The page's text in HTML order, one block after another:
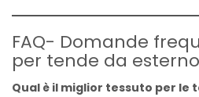
FAQ- Domande
per tende da esterno
Qual è il miglior tessuto per le